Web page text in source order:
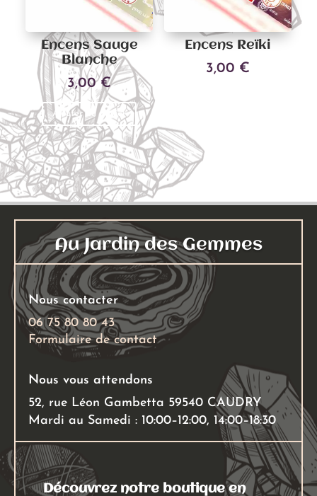
Encens Sauge
Blanche
3,00€
Ajouter au panier
Encens Reïki
3,00 €
Au Jardin des Gemmes
Nous contacter
06 75 80 80 43
Formulaire de contact
Nous vous attendons
52, rue Léon Gambetta 59540 CAUDRY
Mardi au Samedi : 10:00–12:00, 14:00–18:30
Découvrez notre boutique en